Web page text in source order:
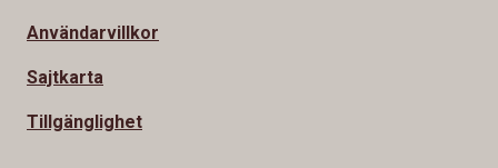
Användarvillkor
Sajtkarta
Tillgänglighet